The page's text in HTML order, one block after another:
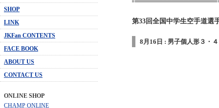
SHOP
LINK
JKFan CONTENTS
FACE BOOK
ABOUT US
CONTACT US
ONLINE SHOP
CHAMP ONLINE
第33回全国中学生空手道選
8月16日 : 男子個人形３・